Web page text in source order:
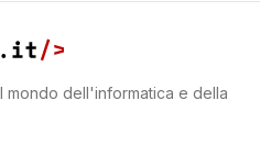
dell'informatica e della